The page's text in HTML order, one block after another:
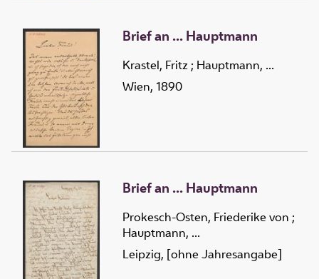
Brief an ... Hauptmann
Krastel, Fritz ; Hauptmann, ...
Wien, 1890
Brief an ... Hauptmann
Prokesch-Osten, Friederike von ;
Hauptmann, ...
Leipzig, [ohne Jahresangabe]